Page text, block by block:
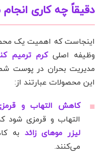
دقیقاً چه کاری
اینجاست که اهمیت یک
وظیفه اصلیکرم ترمیم
مدیریت بحران در پوست
این محصولات عبارتند از:
کاهش التهاب و
التهاب و قرمزی شود
لیزر موهای زائد به
می‌کنند.